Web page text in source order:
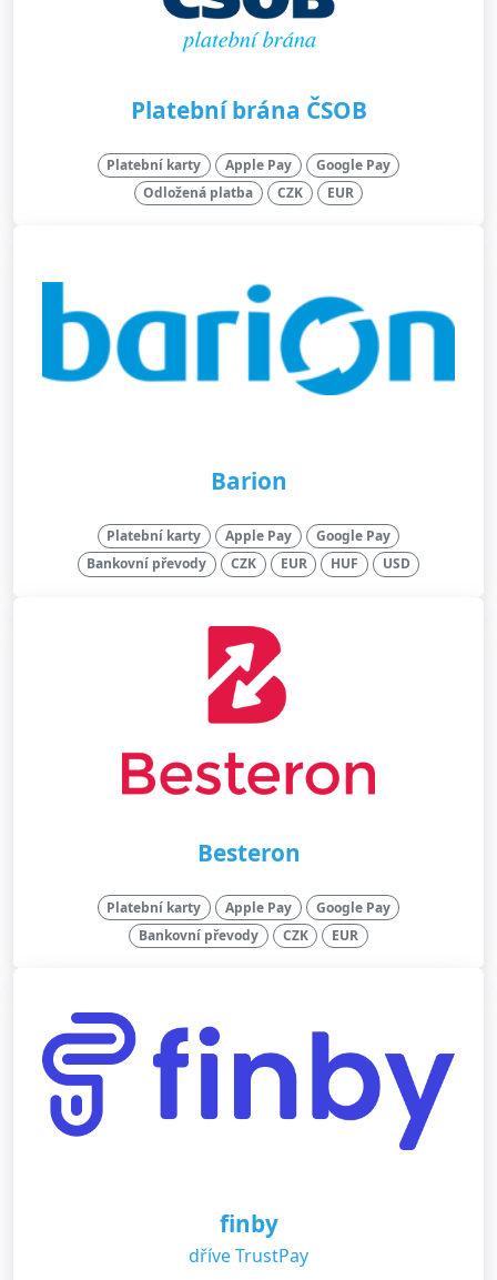
Platební brána ČSOB
Platební karty Apple Pay
Google Pay
Odložená platba
CZK EUR
Barion
Platební karty Apple Pay
Google Pay
Bankovní převody
CZK EUR HUF USD
Besteron
Platební karty Apple Pay
Google Pay
Bankovní převody
CZK EUR
finby
dříve TrustPay